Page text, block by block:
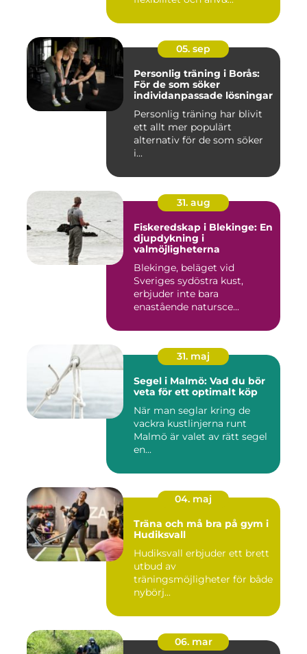
05. sep
Personlig träning i Borås:
För de som söker
individanpassade lösningar
Personlig träning har blivit
ett allt mer populärt
alternativ för de som söker
i...
31. aug
Fiskeredskap i Blekinge: En
djupdykning i
valmöjligheterna
Blekinge, beläget vid
Sveriges sydöstra kust,
erbjuder inte bara
enastående natursce...
31. maj
Segel i Malmö: Vad du bör
veta för ett optimalt köp
När man seglar kring de
vackra kustlinjerna runt
Malmö är valet av rätt segel
en...
04. maj
Träna och må bra på gym i
Hudiksvall
Hudiksvall erbjuder ett brett
utbud av
träningsmöjligheter för både
nybörj...
06. mar